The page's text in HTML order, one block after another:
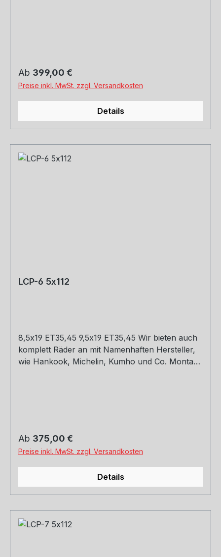
Regulärer Preis:
Ab 399,00 €
Preise inkl. MwSt. zzgl. Versandkosten
Details
LCP-6 5x112
8,5x19 ET35,45 9,5x19 ET35,45 Wir bieten auch
komplett Räder an mit Namenhaften Hersteller,
wie Hankook, Michelin, Kumho und Co. Montage
Regulärer Preis:
Ab 375,00 €
Preise inkl. MwSt. zzgl. Versandkosten
Details